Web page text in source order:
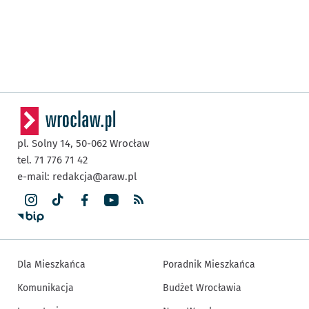
pl. Solny 14, 50-062 Wrocław
tel. 71 776 71 42
e-mail: redakcja@araw.pl
Dla Mieszkańca
Komunikacja
Poradnik Mieszkańca
Budżet Wrocławia